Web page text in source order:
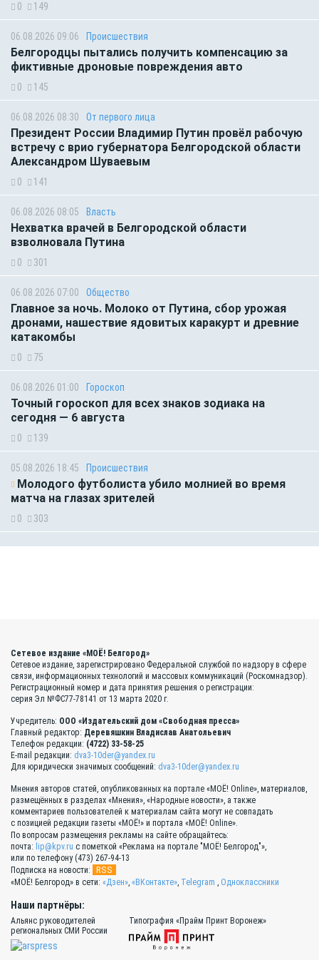
0 149
06.08.2026 09:06 Происшествия
Белгородцы пытались получить компенсацию за
фиктивные дроновые повреждения авто
0 145
06.08.2026 08:30 От первого лица
Президент России Владимир Путин провёл рабочую
встречу с врио губернатора Белгородской области
Александром Шуваевым
0 141
06.08.2026 08:05 Власть
Нехватка врачей в Белгородской области
взволновала Путина
0 301
06.08.2026 07:00 Общество
Главное за ночь. Молоко от Путина, сбор урожая
дронами, нашествие ядовитых каракурт и древние
катакомбы
0 75
06.08.2026 01:00 Гороскоп
Точный гороскоп для всех знаков зодиака на
сегодня — 6 августа
0 139
05.08.2026 18:45 Происшествия
Молодого футболиста убило молнией во время
матча на глазах зрителей
0 303
Сетевое издание «МОЁ! Белгород»
Сетевое издание, зарегистрировано Федеральной службой по надзору в сфере
связи, информационных технологий и массовых коммуникаций (Роскомнадзор).
Регистрационный номер и дата принятия решения о регистрации:
серия Эл №ФС77-78141 от 13 марта 2020 г.
Учредитель: ООО «Издательский дом «Свободная пресса»
Главный редактор: Деревяшкин Владислав Анатольевич
Телефон редакции: (4722) 33-58-25
E-mail редакции: dva3-10der@yandex.ru
Для юридически значимых сообщений: dva3-10der@yandex.ru
Мнения авторов статей, опубликованных на портале «МОЁ! Online», материалов,
размещённых в разделах «Мнения», «Народные новости», а также
комментариев пользователей к материалам сайта могут не совпадать
с позицией редакции газеты «МОЁ!» и портала «МОЁ! Online».
По вопросам размещения рекламы на сайте обращайтесь:
почта: lip@kpv.ru с пометкой «Реклама на портале "МОЁ! Белгород"»,
или по телефону (473) 267-94-13
Подписка на новости:
RSS
«МОЁ! Белгород» в сети: «Дзен», «ВКонтакте», Telegram , Одноклассники
Наши партнёры:
Альянс руководителей
региональных СМИ России
Типография «Прайм Принт Воронеж»